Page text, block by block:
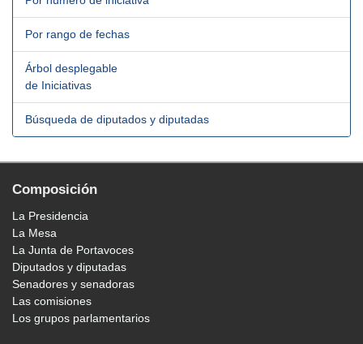
Por rango de fechas
Árbol desplegable
de Iniciativas
Búsqueda de diputados y diputadas
Composición
La Presidencia
La Mesa
La Junta de Portavoces
Diputados y diputadas
Senadores y senadoras
Las comisiones
Los grupos parlamentarios